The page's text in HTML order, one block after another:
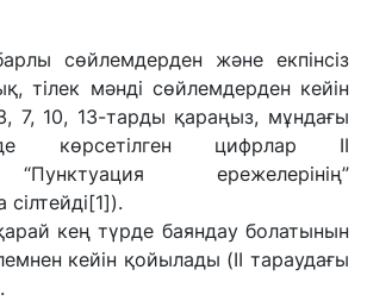
сөйлемдерден және екпінсіз
тілек мәнді сөйлемдерден кейін
7, 10, 13-тарды қараңыз, мұндағы
көрсетілген цифрлар II
“Пунктуация ережелерінің”
[1]).
кең түрде баяндау болатынын
кейін қойылады (II тараудағы